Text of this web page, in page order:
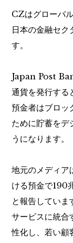
CZはグローバ
日本の金融セク
す。
Japan Post
通貨を発行する
預金者はブロッ
ために貯蓄をデ
うになります。
地元のメディア
ける預金で190
と報告していま
サービスに統合
性化し、若い顧